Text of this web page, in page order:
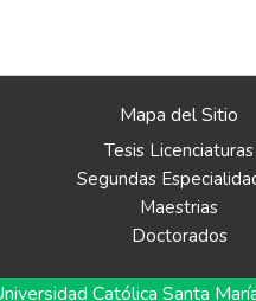
Mapa del Sitio
Tesis Licenciaturas
Segundas
Maestrias
Doctorados
Católica Santa